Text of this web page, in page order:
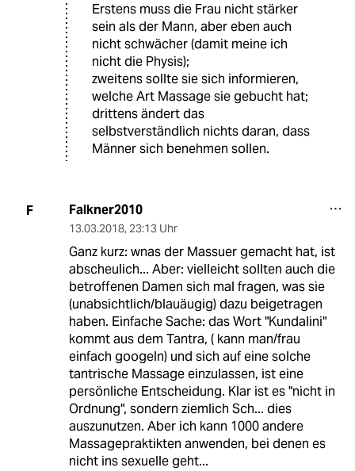
Erstens muss die Frau nicht stärker
sein als der Mann, aber eben auch
nicht schwächer (damit meine ich
nicht die Physis);
zweitens sollte sie sich informieren,
welche Art Massage sie gebucht hat;
drittens ändert das
selbstverständlich nichts daran, dass
Männer sich benehmen sollen.
F Falkner2010
13.03.2018, 23:13 Uhr
Ganz kurz: wnas der Massuer gemacht hat, ist
abscheulich... Aber: vielleicht sollten auch die
betroffenen Damen sich mal fragen, was sie
(unabsichtlich/blauäugig) dazu beigetragen
haben. Einfache Sache: das Wort "Kundalini"
kommt aus dem Tantra, ( kann man/frau
einfach googeln) und sich auf eine solche
tantrische Massage einzulassen, ist eine
persönliche Entscheidung. Klar ist es "nicht in
Ordnung", sondern ziemlich Sch... dies
auszunutzen. Aber ich kann 1000 andere
Massagepraktikten anwenden, bei denen es
nicht ins sexuelle geht...